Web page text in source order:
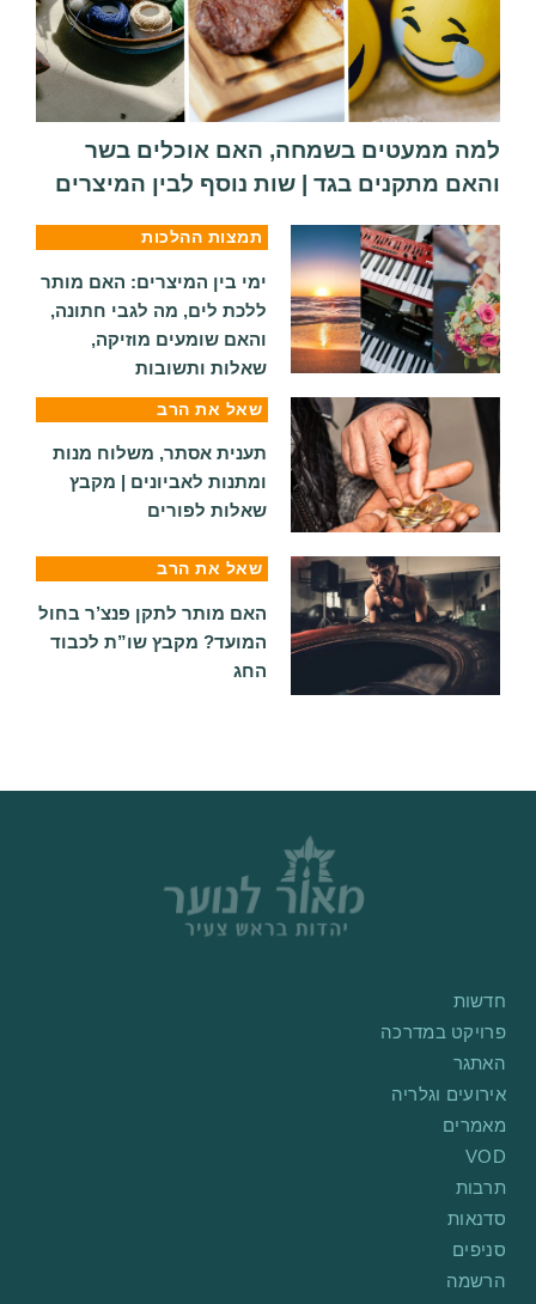
למה ממעטים בשמחה, האם אוכלים בשר
והאם מתקנים בגד | שות נוסף לבין המיצרים
תמצות ההלכות
ימי בין המיצרים: האם מותר
ללכת לים, מה לגבי חתונה,
והאם שומעים מוזיקה,
שאלות ותשובות
שאל את הרב
תענית אסתר, משלוח מנות
ומתנות לאביונים | מקבץ
שאלות לפורים
שאל את הרב
האם מותר לתקן פנצ’ר בחול
המועד? מקבץ שו”ת לכבוד
החג
חדשות
פרויקט במדרכה
האתגר
אירועים וגלריה
מאמרים
VOD
תרבות
סדנאות
סניפים
הרשמה